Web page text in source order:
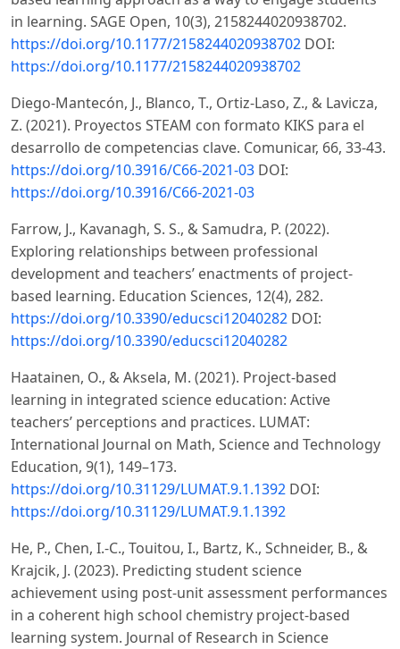
in learning. SAGE Open, 10(3), 2158244020938702.
https://doi.org/10.1177/2158244020938702 DOI:
https://doi.org/10.1177/2158244020938702
Diego-Mantecón, J., Blanco, T., Ortiz-Laso, Z., & Lavicza,
Z. (2021). Proyectos STEAM con formato KIKS para el
desarrollo de competencias clave. Comunicar, 66, 33-43.
https://doi.org/10.3916/C66-2021-03 DOI:
https://doi.org/10.3916/C66-2021-03
Farrow, J., Kavanagh, S. S., & Samudra, P. (2022).
Exploring relationships between professional
development and teachers’ enactments of project-
based learning. Education Sciences, 12(4), 282.
https://doi.org/10.3390/educsci12040282 DOI:
https://doi.org/10.3390/educsci12040282
Haatainen, O., & Aksela, M. (2021). Project-based
learning in integrated science education: Active
teachers’ perceptions and practices. LUMAT:
International Journal on Math, Science and Technology
Education, 9(1), 149–173.
https://doi.org/10.31129/LUMAT.9.1.1392 DOI:
https://doi.org/10.31129/LUMAT.9.1.1392
He, P., Chen, I.-C., Touitou, I., Bartz, K., Schneider, B., &
Krajcik, J. (2023). Predicting student science
achievement using post-unit assessment performances
in a coherent high school chemistry project-based
learning system. Journal of Research in Science